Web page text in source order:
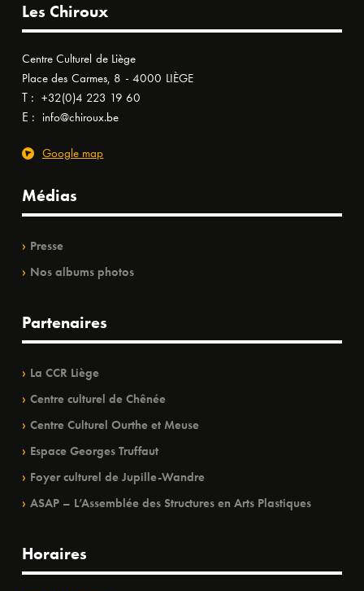
Les Chiroux
Centre Culturel de Liège
Place des Carmes, 8 - 4000 LIÈGE
T : +32(0)4 223 19 60
E : info@chiroux.be
Google map
Médias
Presse
Nos albums photos
Partenaires
La CCR Liège
Centre culturel de Chênée
Centre Culturel Ourthe et Meuse
Espace Georges Truffaut
Foyer culturel de Jupille-Wandre
ASAP – L’Assemblée des Structures en Arts Plastiques
Horaires